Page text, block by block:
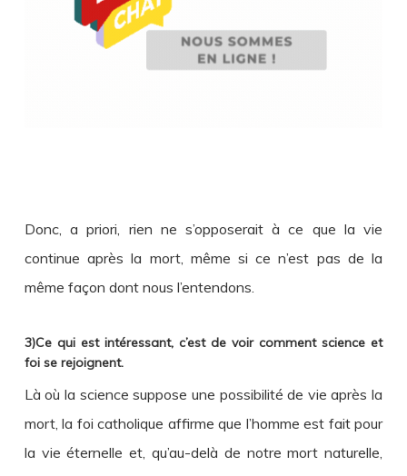
Donc, a priori, rien ne s’opposerait à ce que la vie
continue après la mort, même si ce n’est pas de la
même façon dont nous l’entendons.
3)Ce qui est intéressant, c’est de voir comment science et
foi se rejoignent.
Là où la science suppose une possibilité de vie après la
mort, la foi catholique affirme que l’homme est fait pour
la vie éternelle et, qu’au-delà de notre mort naturelle,